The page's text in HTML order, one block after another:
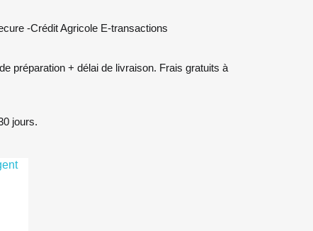
-Crédit Agricole E-transactions
préparation + délai de livraison. Frais gratuits à
jours.